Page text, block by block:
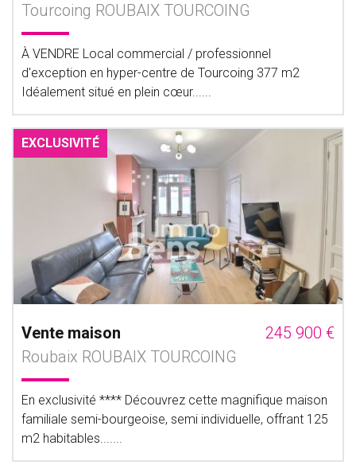
Tourcoing ROUBAIX TOURCOING
À VENDRE Local commercial / professionnel
d'exception en hyper-centre de Tourcoing 377 m2
Idéalement situé en plein cœur......
EXCLUSIVITÉ
Vente maison
245 900 €
Roubaix ROUBAIX TOURCOING
En exclusivité **** Découvrez cette magnifique maison
familiale semi-bourgeoise, semi individuelle, offrant 125
m2 habitables.......